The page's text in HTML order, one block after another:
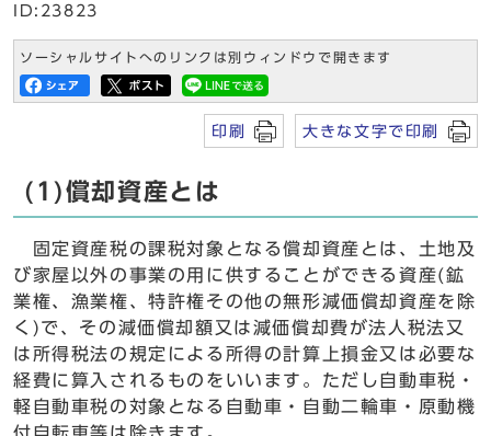
ID:23823
ソーシャルサイトへのリンクは別ウィンドウで開きます
印刷 大きな文字で印刷
(1)償却資産とは
固定資産税の課税対象となる償却資産とは、土地及
び家屋以外の事業の用に供することができる資産(鉱
業権、漁業権、特許権その他の無形減価償却資産を除
く)で、その減価償却額又は減価償却費が法人税法又
は所得税法の規定による所得の計算上損金又は必要な
経費に算入されるものをいいます。ただし自動車税・
軽自動車税の対象となる自動車・自動二輪車・原動機